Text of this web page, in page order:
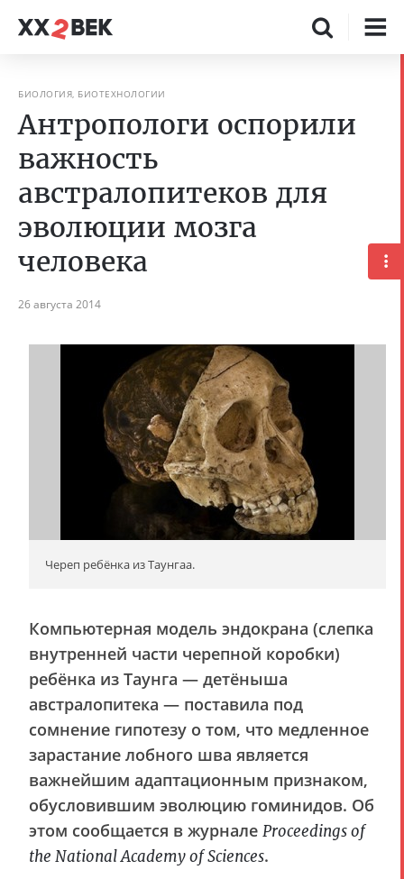
БИОЛОГИЯ, БИОТЕХНОЛОГИИ
Антропологи оспорили
важность
австралопитеков для
эволюции мозга
человека
26 августа 2014
Череп ребёнка из Таунгаа.
Компьютерная модель эндокрана (слепка
внутренней части черепной коробки)
ребёнка из Таунга — детёныша
австралопитека — поставила под
сомнение гипотезу о том, что медленное
зарастание лобного шва является
важнейшим адаптационным признаком,
обусловившим эволюцию гоминидов. Об
этом сообщается в журнале Proceedings of
the National Academy of Sciences.